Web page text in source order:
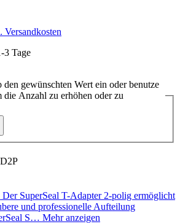
Versandkosten
3 Tage
gewünschten Wert ein oder benutze
die Anzahl zu erhöhen oder zu
Der SuperSeal T-Adapter 2-polig ermöglicht
und professionelle Aufteilung
S… Mehr anzeigen